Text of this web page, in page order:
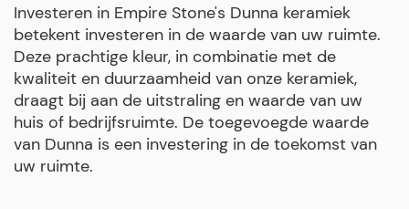
Investeren in Empire Stone's Dunna keramiek
betekent investeren in de waarde van uw ruimte.
Deze prachtige kleur, in combinatie met de
kwaliteit en duurzaamheid van onze keramiek,
draagt bij aan de uitstraling en waarde van uw
huis of bedrijfsruimte. De toegevoegde waarde
van Dunna is een investering in de toekomst van
uw ruimte.